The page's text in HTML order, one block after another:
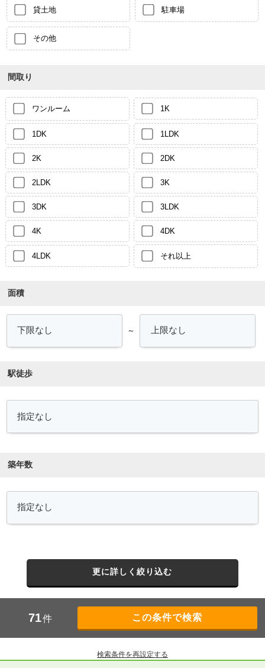
貸土地 駐車場
その他
間取り
ワンルーム 1K
1DK 1LDK
2K 2DK
2LDK 3K
3DK 3LDK
4K 4DK
4LDK それ以上
面積
～
駅徒歩
築年数
更に詳しく絞り込む
71件
検索条件を再設定する